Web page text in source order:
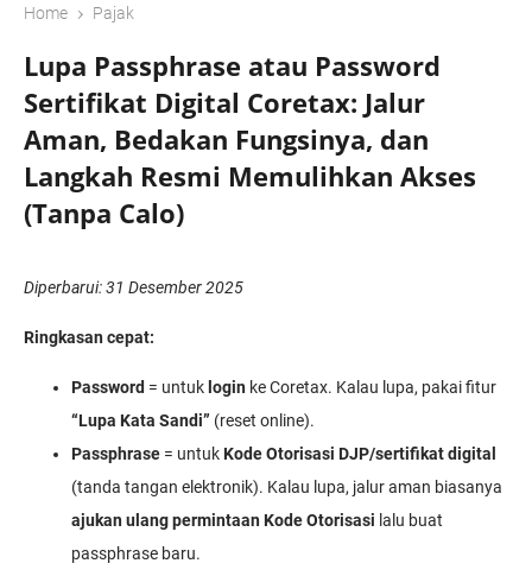
Home › Pajak
Lupa Passphrase atau Password
Sertifikat Digital Coretax: Jalur
Aman, Bedakan Fungsinya, dan
Langkah Resmi Memulihkan Akses
(Tanpa Calo)
Diperbarui: 31 Desember 2025
Ringkasan cepat:
Password = untuk login ke Coretax. Kalau lupa, pakai fitur
“Lupa Kata Sandi” (reset online).
Passphrase = untukKode Otorisasi DJP/sertifikat digital
(tanda tangan elektronik). Kalau lupa, jalur aman biasanya
ajukan ulang permintaan Kode Otorisasi lalu buat
passphrase baru.